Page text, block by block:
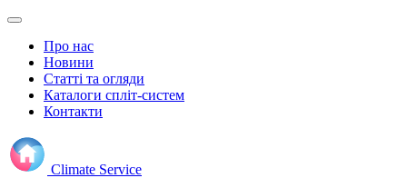
Про нас
Новини
Статті та огляди
Каталоги спліт-систем
Контакти
Climate Service